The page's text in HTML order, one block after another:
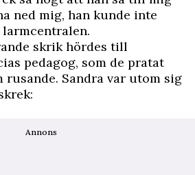
ned mig, han kunde inte
larmcentralen.
skrik hördes till
pedagog, som de pratat
rusande. Sandra var utom sig
Annons